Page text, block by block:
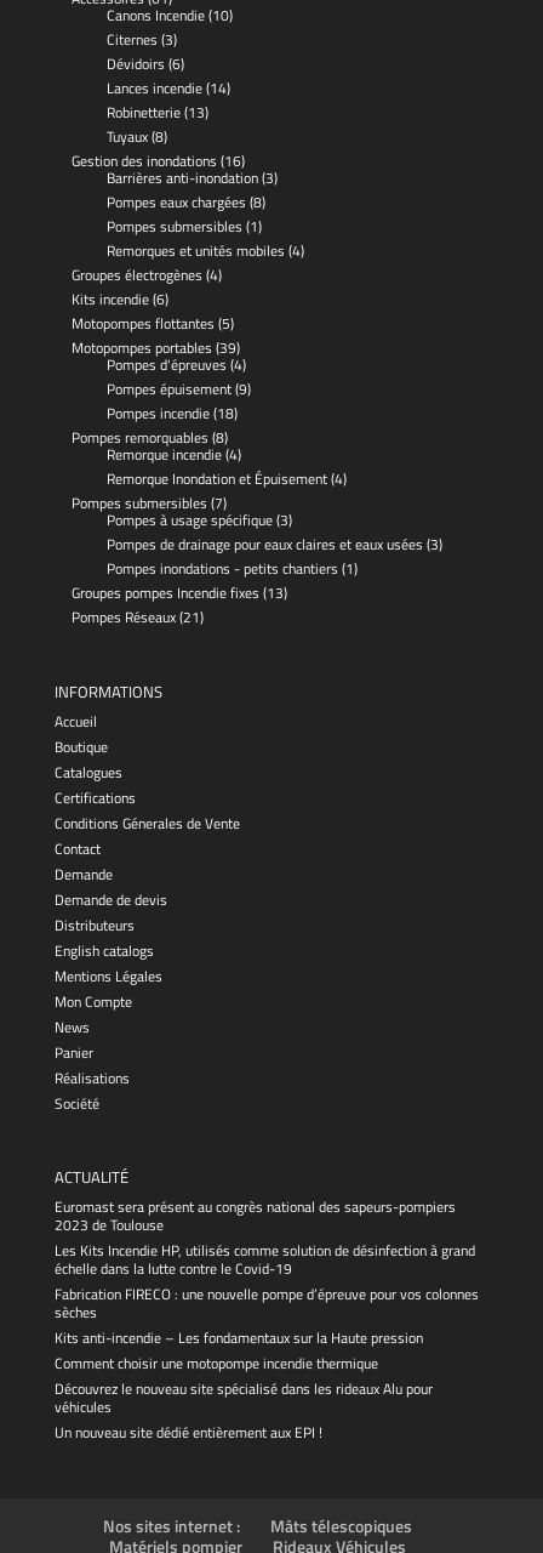
Canons Incendie(10)
Citernes (3)
Dévidoirs (6)
Lances incendie(14)
Robinetterie(13)
Tuyaux(8)
Gestion des inondations (16)
Barrières anti-inondation(3)
Pompes eaux chargées (8)
Pompes submersibles (1)
Remorques et unités mobiles (4)
Groupes électrogènes (4)
Kits incendie(6)
Motopompes flottantes (5)
Motopompes portables (39)
Pompes d'épreuves (4)
Pompes épuisement(9)
Pompes incendie(18)
Pompes remorquables (8)
Remorque incendie(4)
Remorque Inondation et Épuisement(4)
Pompes submersibles (7)
Pompes à usage spécifique(3)
Pompes de drainage pour eaux claires et eaux usées (3)
Pompes inondations - petits chantiers (1)
Groupes pompes Incendie fixes (13)
Pompes Réseaux(21)
INFORMATIONS
Accueil
Boutique
Catalogues
Certifications
Conditions Génerales de Vente
Contact
Demande
Demande de devis
Distributeurs
English catalogs
Mentions Légales
Mon Compte
News
Panier
Réalisations
Société
ACTUALITÉ
Euromast sera présent au congrès national des sapeurs-pompiers
2023 de Toulouse
Les Kits Incendie HP, utilisés comme solution de désinfection à grand
échelle dans la lutte contre le Covid-19
Fabrication FIRECO : une nouvelle pompe d’épreuve pour vos colonnes
sèches
Kits anti-incendie – Les fondamentaux sur la Haute pression
Comment choisir une motopompe incendie thermique
Découvrez le nouveau site spécialisé dans les rideaux Alu pour
véhicules
Un nouveau site dédié entièrement aux EPI !
Nos sites internet :
Mâts télescopiques
Matériels pompier
Rideaux Véhicules